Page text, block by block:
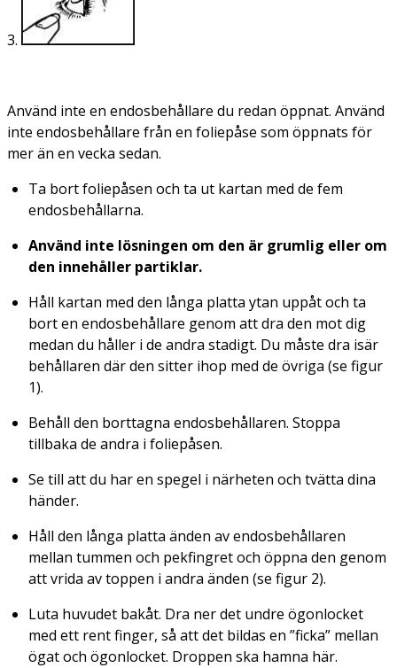
3.
Använd inte en endosbehållare du redan öppnat. Använd
inte endosbehållare från en foliepåse som öppnats för
mer än en vecka sedan.
Ta bort foliepåsen och ta ut kartan med de fem
endosbehållarna.
Använd inte lösningen om den är grumlig eller om
den innehåller partiklar.
Håll kartan med den långa platta ytan uppåt och ta
bort en endosbehållare genom att dra den mot dig
medan du håller i de andra stadigt. Du måste dra isär
behållaren där den sitter ihop med de övriga (se figur
1).
Behåll den borttagna endosbehållaren. Stoppa
tillbaka de andra i foliepåsen.
Se till att du har en spegel i närheten och tvätta dina
händer.
Håll den långa platta änden av endosbehållaren
mellan tummen och pekfingret och öppna den genom
att vrida av toppen i andra änden (se figur 2).
Luta huvudet bakåt. Dra ner det undre ögonlocket
med ett rent finger, så att det bildas en ”ficka” mellan
ögat och ögonlocket. Droppen ska hamna här.